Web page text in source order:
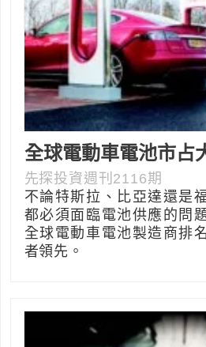
全球電動車電池市占
先探投資週刊2116期
不論特斯拉、比亞達還是
都必須面臨電池供應的問
全球電動車電池製造商排
者領先。